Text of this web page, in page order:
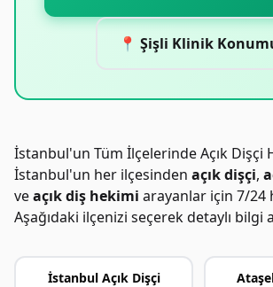
📍 Şişli Klinik
İstanbul'un Tüm İlçelerinde Açık Dişçi
İstanbul'un her ilçesinden açık dişçi,
veaçık diş hekimi arayanlar için 7/24
Aşağıdaki ilçenizi seçerek detaylı bilgi
İstanbul Açık Dişçi